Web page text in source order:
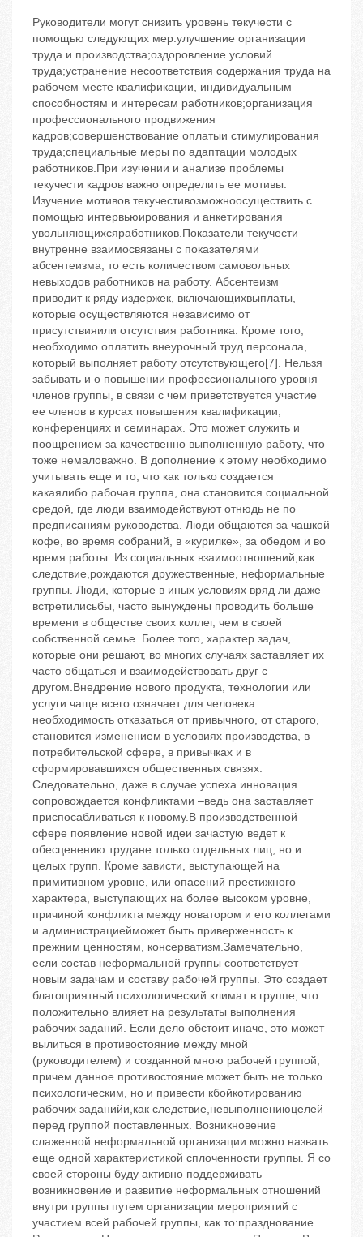
Руководители могут снизить уровень текучести с
помощью следующих мер:улучшение организации
труда и производства;оздоровление условий
труда;устранение несоответствия содержания труда на
рабочем месте квалификации, индивидуальным
способностям и интересам работников;организация
профессионального продвижения
кадров;совершенствование оплатыи стимулирования
труда;специальные меры по адаптации молодых
работников.При изучении и анализе проблемы
текучести кадров важно определить ее мотивы.
Изучение мотивов текучестивозможноосуществить с
помощью интервьюирования и анкетирования
увольняющихсяработников.Показатели текучести
внутренне взаимосвязаны с показателями
абсентеизма, то есть количеством самовольных
невыходов работников на работу. Абсентеизм
приводит к ряду издержек, включающихвыплаты,
которые осуществляются независимо от
присутствияили отсутствия работника. Кроме того,
необходимо оплатить внеурочный труд персонала,
который выполняет работу отсутствующего[7]. Нельзя
забывать и о повышении профессионального уровня
членов группы, в связи с чем приветствуется участие
ее членов в курсах повышения квалификации,
конференциях и семинарах. Это может служить и
поощрением за качественно выполненную работу, что
тоже немаловажно. В дополнение к этому необходимо
учитывать еще и то, что как только создается
какаялибо рабочая группа, она становится социальной
средой, где люди взаимодействуют отнюдь не по
предписаниям руководства. Люди общаются за чашкой
кофе, во время собраний, в «курилке», за обедом и во
время работы. Из социальных взаимоотношений,как
следствие,рождаются дружественные, неформальные
группы. Люди, которые в иных условиях вряд ли даже
встретилисьбы, часто вынуждены проводить больше
времени в обществе своих коллег, чем в своей
собственной семье. Более того, характер задач,
которые они решают, во многих случаях заставляет их
часто общаться и взаимодействовать друг с
другом.Внедрение нового продукта, технологии или
услуги чаще всего означает для человека
необходимость отказаться от привычного, от старого,
становится изменением в условиях производства, в
потребительской сфере, в привычках и в
сформировавшихся общественных связях.
Следовательно, даже в случае успеха инновация
сопровождается конфликтами –ведь она заставляет
приспосабливаться к новому.В производственной
сфере появление новой идеи зачастую ведет к
обесценению трудане только отдельных лиц, но и
целых групп. Кроме зависти, выступающей на
примитивном уровне, или опасений престижного
характера, выступающих на более высоком уровне,
причиной конфликта между новатором и его коллегами
и администрациейможет быть приверженность к
прежним ценностям, консерватизм.Замечательно,
если состав неформальной группы соответствует
новым задачам и составу рабочей группы. Это создает
благоприятный психологический климат в группе, что
положительно влияет на результаты выполнения
рабочих заданий. Если дело обстоит иначе, это может
вылиться в противостояние между мной
(руководителем) и созданной мною рабочей группой,
причем данное противостояние может быть не только
психологическим, но и привести кбойкотированию
рабочих заданийи,как следствие,невыполнениюцелей
перед группой поставленных. Возникновение
слаженной неформальной организации можно назвать
еще одной характеристикой сплоченности группы. Я со
своей стороны буду активно поддерживать
возникновение и развитие неформальных отношений
внутри группы путем организации мероприятий с
участием всей рабочей группы, как то:празднование